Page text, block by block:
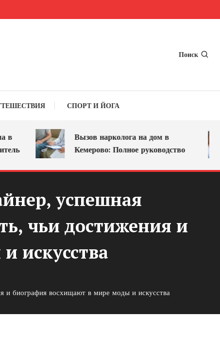
Поиск
СПОРТ И ЙОГА
Вызов нарколога на дом в
Кемерово: Полное руководство
успешная
чьи достижения и
искусства
и биография восхищают в мире моды и искусства